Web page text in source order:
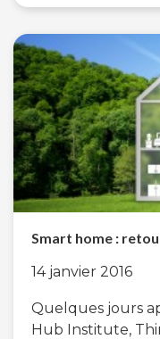
Smart home :
14 janvier 2016
Quelques jours
Hub Institute,